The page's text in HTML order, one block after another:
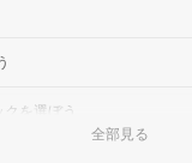
を選ぼう
全部見る